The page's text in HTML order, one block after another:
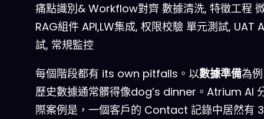
痛點識別& Workflow對齊 數據清洗, 特徵工程
RAG組件 API,LW集成, 权限校驗 單元測試, UAT
試, 常規監控
每個階段都有 its own pitfalls。以數據準備為
歷史數據通常髒得像dog’s dinner 。Atrium AI
際案例是，一個客戶的 Contact 記錄中居然有